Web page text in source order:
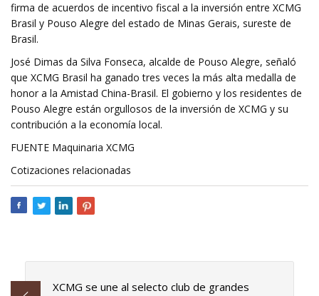
firma de acuerdos de incentivo fiscal a la inversión entre XCMG
Brasil y Pouso Alegre del estado de Minas Gerais, sureste de
Brasil.
José Dimas da Silva Fonseca, alcalde de Pouso Alegre, señaló
que XCMG Brasil ha ganado tres veces la más alta medalla de
honor a la Amistad China-Brasil. El gobierno y los residentes de
Pouso Alegre están orgullosos de la inversión de XCMG y su
contribución a la economía local.
FUENTE Maquinaria XCMG
Cotizaciones relacionadas
XCMG se une al selecto club de grandes